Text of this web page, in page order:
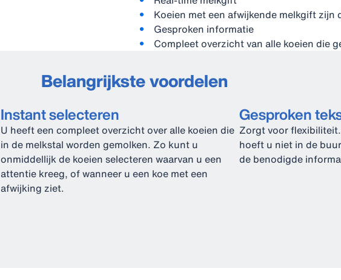
Koeien met een afwijkende melkgift zijn
Gesproken informatie
Compleet overzicht van alle koeien die
Belangrijkste voordelen
Instant selecteren
U heeft een compleet overzicht over alle koeien die
in de melkstal worden gemolken. Zo kunt u
onmiddellijk de koeien selecteren waarvan u een
attentie kreeg, of wanneer u een koe met een
afwijking ziet.
Gesproken
Zorgt voor
hoeft u niet in de
de benodigde